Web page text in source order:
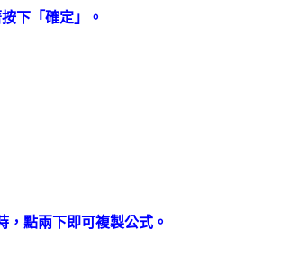
下「確定」 。
點兩下即可複製公式。